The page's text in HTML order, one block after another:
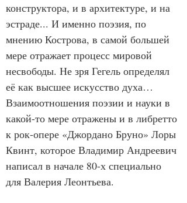
конструктора, и в архитектуре, и на
эстраде... И именно поэзия, по
мнению Кострова, в самой большей
мере отражает процесс мировой
несвободы. Не зря Гегель определял
её как высшее искусство духа…
Взаимоотношения поэзии и науки в
какой-то мере отражены и в либретто
к рок-опере «Джордано Бруно» Лоры
Квинт, которое Владимир Андреевич
написал в начале 80-х специально
для Валерия Леонтьева.